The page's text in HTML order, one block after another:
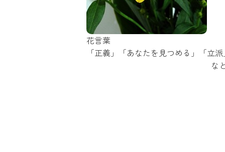
花言葉
「正義」「あなたを見つめる」「立
な